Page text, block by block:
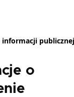
publicznej
o